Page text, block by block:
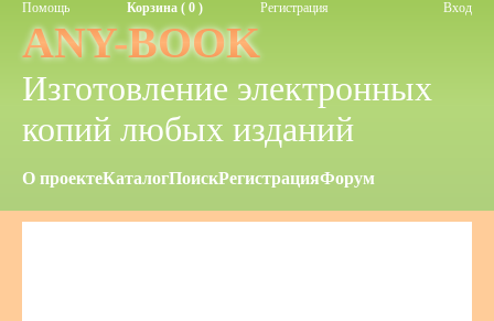
Помощь Корзина ( 0 ) Регистрация Вход
ANY-BOOK
Изготовление электронных
копий любых изданий
О проектеКаталогПоискРегистрацияФорум